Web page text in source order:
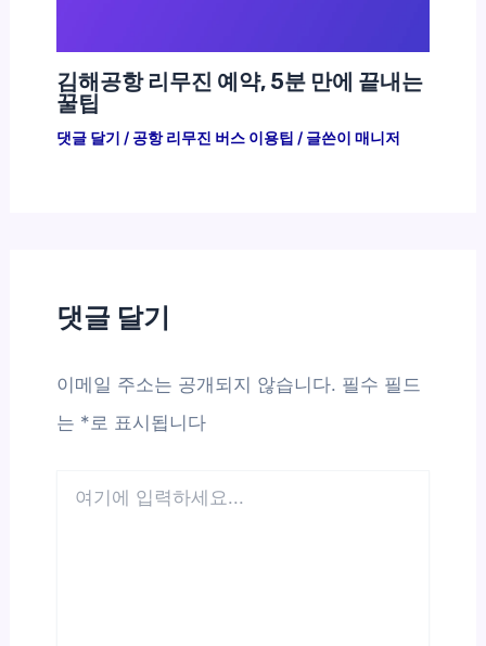
김해공항 리무진 예약, 5분 만에 끝내는
꿀팁
댓글 달기 / 공항 리무진 버스 이용팁 / 글쓴이 매니저
댓글 달기
이메일 주소는 공개되지 않습니다. 필수 필드
는 *로 표시됩니다